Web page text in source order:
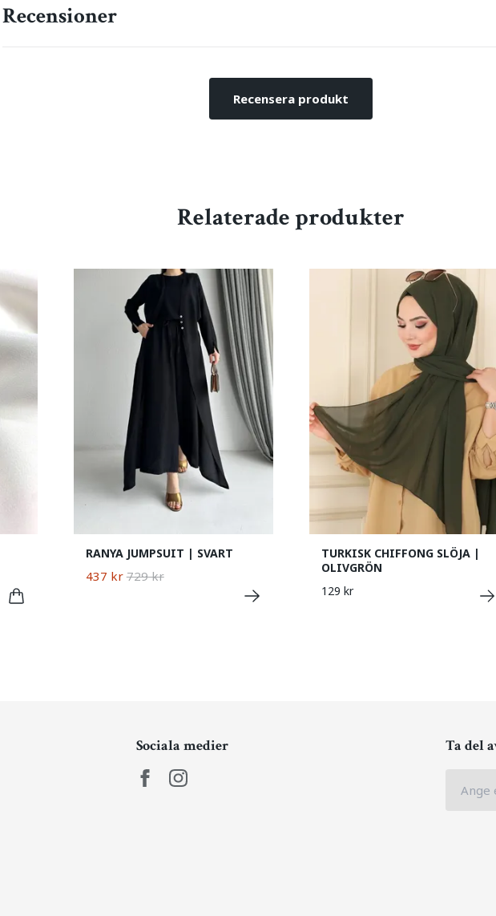
Recensioner
Recensera produkt
Relaterade produkter
RANYA JUMPSUIT | SVART
437 kr 729 kr
TURKISK CHIFFONG SLÖJA |
OLIVGRÖN
129 kr
Sociala medier Ta del